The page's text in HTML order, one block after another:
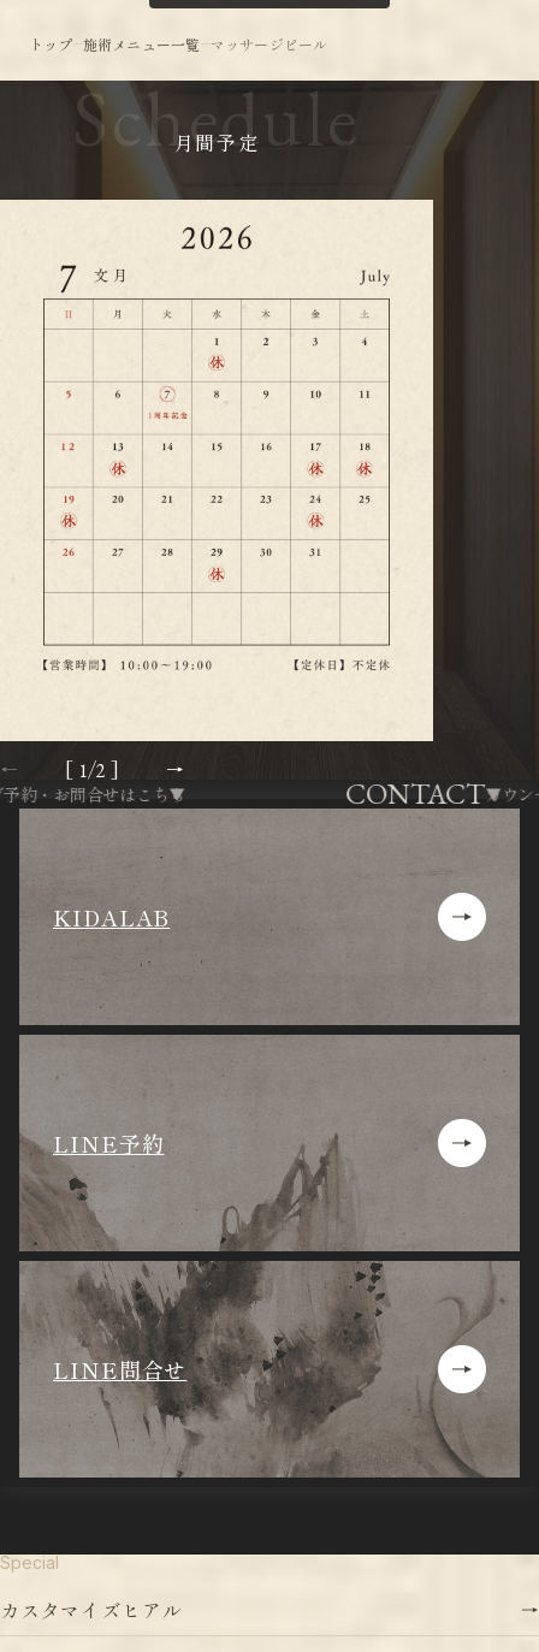
トップ 施術メニュー一覧 マッサージピール
Schedule
月間予定
[ 1/2 ]
問合せはこちら CONTACTカウンセリン
KIDALAB
LINE予約
LINE問合せ
Special
カ ス タマ イ ズ ヒ アル